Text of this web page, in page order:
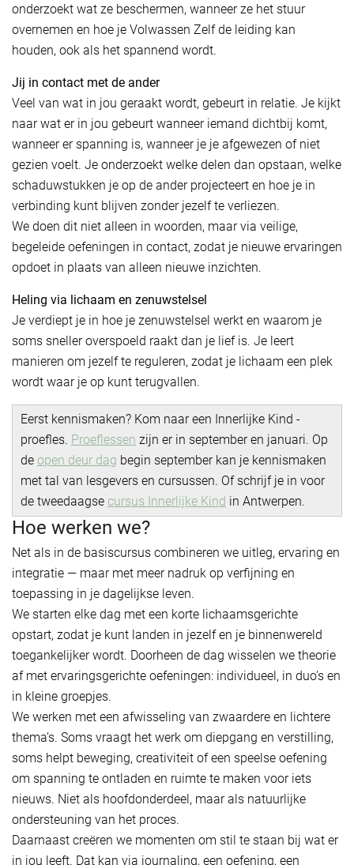
onderzoekt wat ze beschermen, wanneer ze het stuur
overnemen en hoe je Volwassen Zelf de leiding kan
houden, ook als het spannend wordt.
Jij in contact met de ander
Veel van wat in jou geraakt wordt, gebeurt in relatie. Je kijkt
naar wat er in jou gebeurt wanneer iemand dichtbij komt,
wanneer er spanning is, wanneer je je afgewezen of niet
gezien voelt. Je onderzoekt welke delen dan opstaan, welke
schaduwstukken je op de ander projecteert en hoe je in
verbinding kunt blijven zonder jezelf te verliezen.
We doen dit niet alleen in woorden, maar via veilige,
begeleide oefeningen in contact, zodat je nieuwe ervaringen
opdoet in plaats van alleen nieuwe inzichten.
Heling via lichaam en zenuwstelsel
Je verdiept je in hoe je zenuwstelsel werkt en waarom je
soms sneller overspoeld raakt dan je lief is. Je leert
manieren om jezelf te reguleren, zodat je lichaam een plek
wordt waar je op kunt terugvallen.
Eerst kennismaken? Kom naar een Innerlijke Kind -
proefles. Proeflessen zijn er in september en januari. Op
de open deur dag begin september kan je kennismaken
met tal van lesgevers en cursussen. Of schrijf je in voor
de tweedaagse cursus Innerlijke Kind in Antwerpen.
Hoe werken we?
Net als in de basiscursus combineren we uitleg, ervaring en
integratie — maar met meer nadruk op verfijning en
toepassing in je dagelijkse leven.
We starten elke dag met een korte lichaamsgerichte
opstart, zodat je kunt landen in jezelf en je binnenwereld
toegankelijker wordt. Doorheen de dag wisselen we theorie
af met ervaringsgerichte oefeningen: individueel, in duo’s en
in kleine groepjes.
We werken met een afwisseling van zwaardere en lichtere
thema’s. Soms vraagt het werk om diepgang en verstilling,
soms helpt beweging, creativiteit of een speelse oefening
om spanning te ontladen en ruimte te maken voor iets
nieuws. Niet als hoofdonderdeel, maar als natuurlijke
ondersteuning van het proces.
Daarnaast creëren we momenten om stil te staan bij wat er
in jou leeft. Dat kan via journaling, een oefening, een